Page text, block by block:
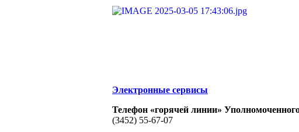
Электронные сервисы
Телефон «горячей линии»
(3452) 55-67-07